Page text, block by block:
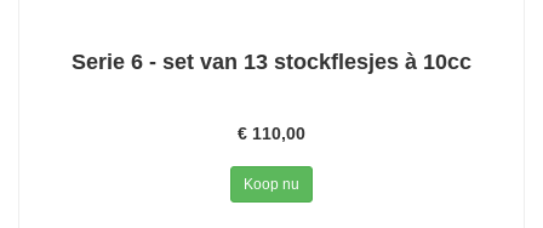
Serie 6 - set van 13 stockflesjes à 10cc
€ 110,00
Koop nu